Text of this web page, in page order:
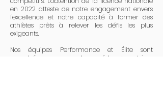
en 2022 atteste de notre engagement envers
l'excellence et notre capacité à former des
athlètes prêts à relever les défis les plus
exigeants.
Nos équipes Performance et Élite sont
encadrées par des éducateurs.trices